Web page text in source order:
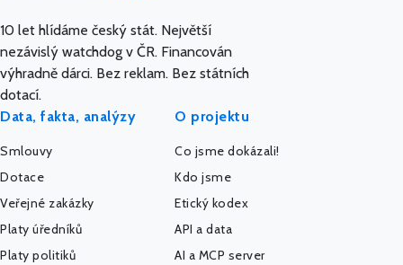
10 let hlídáme český stát. Největší
nezávislý watchdog v ČR. Financován
výhradně dárci. Bez reklam. Bez státních
dotací.
Data, fakta, analýzy
Smlouvy
Dotace
Veřejné zakázky
Platy úředníků
Platy politiků
O projektu
Co jsme dokázali!
Kdo jsme
Etický kodex
API a data
AI a MCP server